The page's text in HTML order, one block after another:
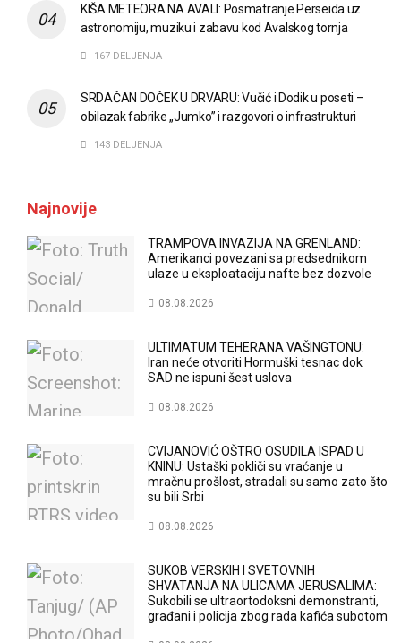
KIŠA METEORA NA AVALI: Posmatranje Perseida uz
astronomiju, muziku i zabavu kod Avalskog tornja
167 DELJENJA
SRDAČAN DOČEK U DRVARU: Vučić i Dodik u poseti –
obilazak fabrike „Jumko” i razgovori o infrastrukturi
143 DELJENJA
Najnovije
TRAMPOVA INVAZIJA NA GRENLAND:
Amerikanci povezani sa predsednikom
ulaze u eksploataciju nafte bez dozvole
08.08.2026
ULTIMATUM TEHERANA VAŠINGTONU:
Iran neće otvoriti Hormuški tesnac dok
SAD ne ispuni šest uslova
08.08.2026
CVIJANOVIĆ OŠTRO OSUDILA ISPAD U
KNINU: Ustaški pokliči su vraćanje u
mračnu prošlost, stradali su samo zato što
su bili Srbi
08.08.2026
SUKOB VERSKIH I SVETOVNIH
SHVATANJA NA ULICAMA JERUSALIMA:
Sukobili se ultraortodoksni demonstranti,
građani i policija zbog rada kafića subotom